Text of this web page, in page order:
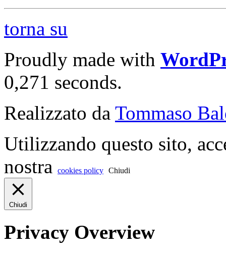
torna su
Proudly made with
0,271 seconds.
Realizzato da Tommaso
Utilizzando questo sito,
nostra
cookies policy Chiudi
Chiudi
Privacy Overview